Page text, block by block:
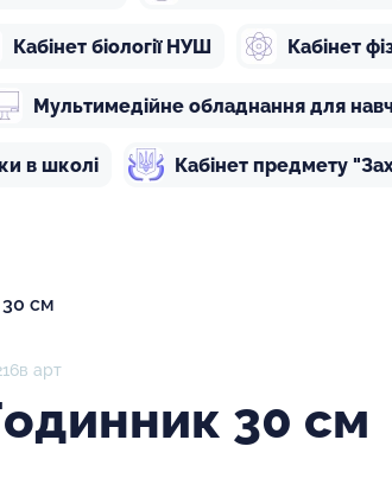
Кабінет біології НУШ Кабінет
Мультимедійне обладнання для
в школі Кабінет предмету
см
арт
30 см